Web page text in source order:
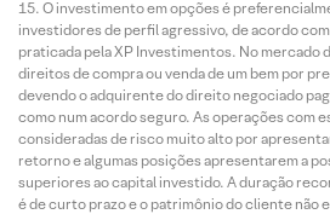
O investimento em opções é
investidores de perfil agressivo, de acordo
praticada pela XP Investimentos. No mercado
direitos de compra ou venda de um bem por
devendo o adquirente do direito negociado
como num acordo seguro. As operações com
consideradas de risco muito alto por
retorno e algumas posições apresentarem a
superiores ao capital investido. A duração
é de curto prazo e o patrimônio do cliente não